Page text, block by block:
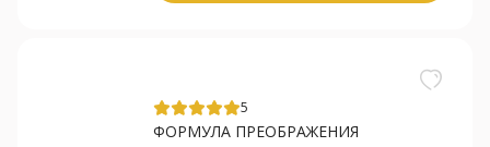
5
ФОРМУЛА ПРЕОБРАЖЕНИЯ